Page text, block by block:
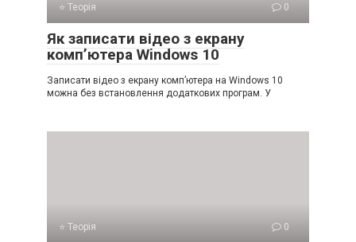
⭐ Теорія 0
Як записати відео з екрану
комп’ютера Windows 10
Записати відео з екрану комп’ютера на Windows 10
можна без встановлення додаткових програм. У
⭐ Теорія 0